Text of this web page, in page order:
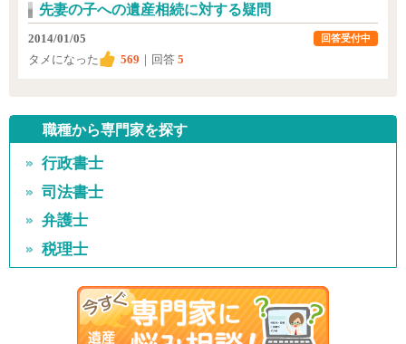
先妻の子への遺産相続に対する疑問
2014/01/05
タメになった
569 ｜回答 5
回答受付中
職種から専門家を探す
行政書士
司法書士
弁護士
税理士